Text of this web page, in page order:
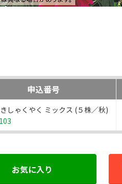
申込番号
しゃくやく ミックス (５株／秋)
お気に入り